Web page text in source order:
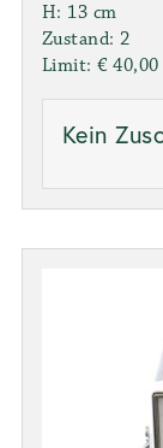
H: 13 cm
Zustand: 2
Limit: € 40,00
Kein